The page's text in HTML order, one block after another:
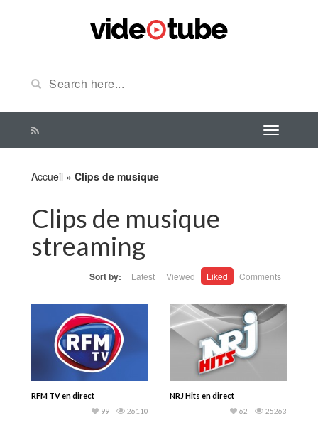
Accueil » Clips de musique
Clips de musique
streaming
Sort by: Latest Viewed Liked Comments
RFM TV en direct
26110
99
NRJ Hits en direct
25263
62